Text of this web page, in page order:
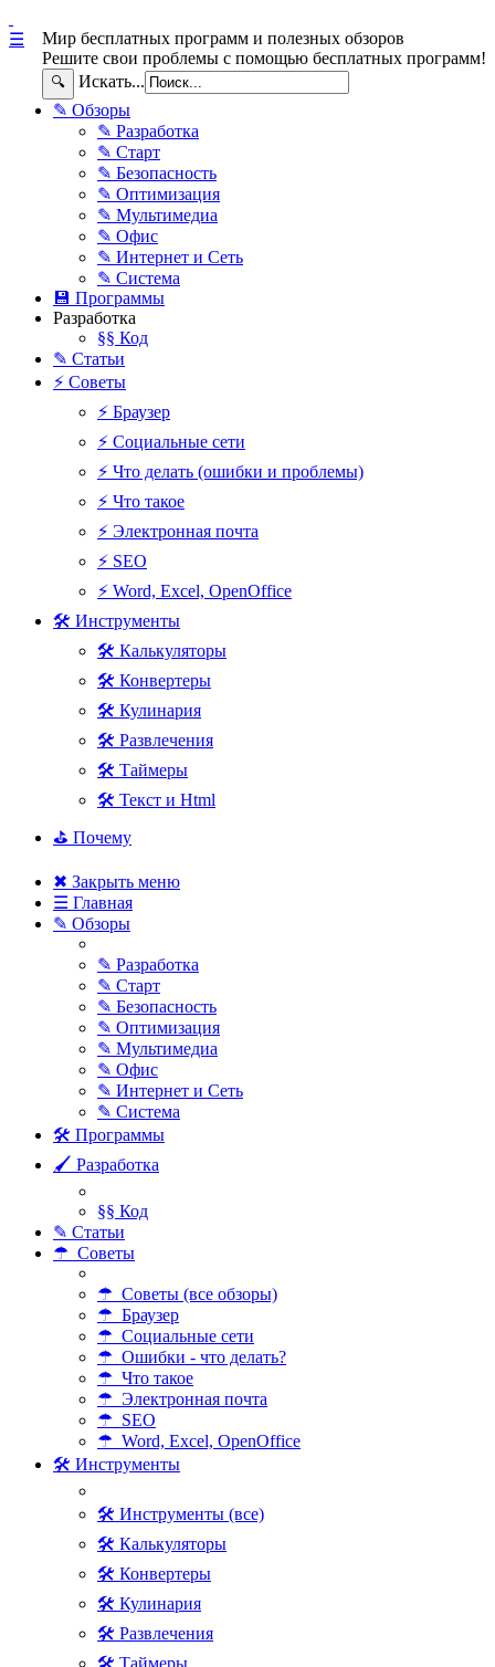
Мир бесплатных программ и полезных обзоров
Решите свои проблемы с помощью бесплатных программ!
🔍 Искать...
☰
✎ Обзоры
✎ Разработка
✎ Старт
✎ Безопасность
✎ Оптимизация
✎ Мультимедиа
✎ Офис
✎ Интернет и Сеть
✎ Система
💾 Программы
Разработка
§§ Код
✎ Статьи
⚡ Советы
⚡ Браузер
⚡ Социальные сети
⚡ Что делать (ошибки и проблемы)
⚡ Что такое
⚡ Электронная почта
⚡ SEO
⚡ Word, Excel, OpenOffice
🛠 Инструменты
🛠 Калькуляторы
🛠 Конвертеры
🛠 Кулинария
🛠 Развлечения
🛠 Таймеры
🛠 Текст и Html
⛳ Почему
✖ Закрыть меню
☰ Главная
✎ Обзоры
✎ Разработка
✎ Старт
✎ Безопасность
✎ Оптимизация
✎ Мультимедиа
✎ Офис
✎ Интернет и Сеть
✎ Система
🛠 Программы
🖌 Разработка
§§ Код
✎ Статьи
☂ Советы
☂ Советы (все обзоры)
☂ Браузер
☂ Социальные сети
☂ Ошибки - что делать?
☂ Что такое
☂ Электронная почта
☂ SEO
☂ Word, Excel, OpenOffice
🛠 Инструменты
🛠 Инструменты (все)
🛠 Калькуляторы
🛠 Конвертеры
🛠 Кулинария
🛠 Развлечения
🛠 Таймеры